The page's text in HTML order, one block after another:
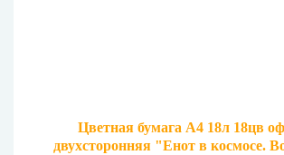
Цветная бумага А4 18л 18цв
двухсторонняя "Енот в космосе.